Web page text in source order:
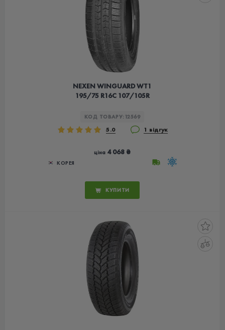
NEXEN WINGUARD WT1
195/75 R16C 107/105R
КОД ТОВАРУ: 12569
5.0 1 відгук
ціна 4 068 ₴
КОРЕЯ
КУПИТИ